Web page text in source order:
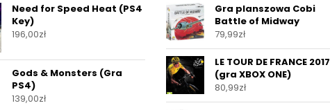
Need for Speed Heat (PS4
Key)
196,00zł
Gods & Monsters (Gra
PS4)
139,00zł
Gra planszowa Cobi
Battle of Midway
79,99zł
LE TOUR DE FRANCE 2017
(gra XBOX ONE)
80,99zł